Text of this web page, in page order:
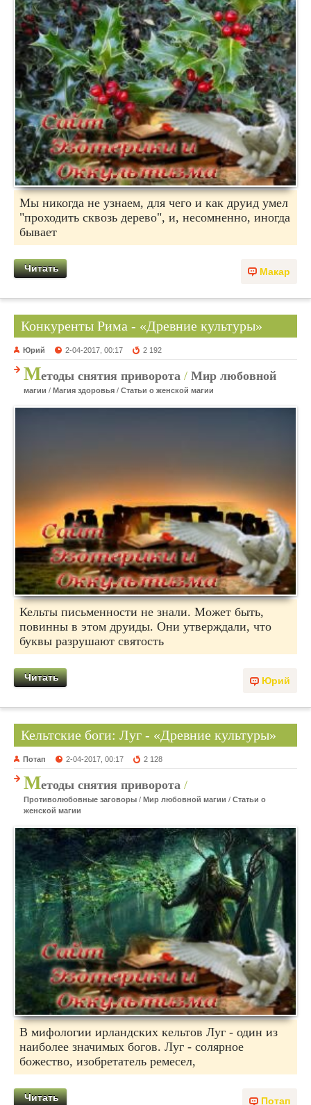
Мы никогда не узнаем, для чего и как друид умел
"проходить сквозь дерево", и, несомненно, иногда
бывает
Макар
Читать
Конкуренты Рима - «Древние культуры»
Юрий 2-04-2017, 00:17 2 192
Методы снятия приворота / Мир любовной
магии / Магия здоровья / Статьи о женской магии
Кельты письменности не знали. Может быть,
повинны в этом друиды. Они утверждали, что
буквы разрушают святость
Юрий
Читать
Кельтские боги: Луг - «Древние культуры»
Потап 2-04-2017, 00:17 2 128
Методы снятия приворота /
Противолюбовные заговоры / Мир любовной магии / Статьи о
женской магии
В мифологии ирландских кельтов Луг - один из
наиболее значимых богов. Луг - солярное
божество, изобретатель ремесел,
Потап
Читать